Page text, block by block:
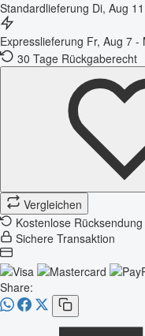
Standardlieferung Di, Aug
Expresslieferung Fr, Aug 7 -
30 Tage Rückgaberecht
Vergleichen
Kostenlose
Sichere Transaktion
Share: